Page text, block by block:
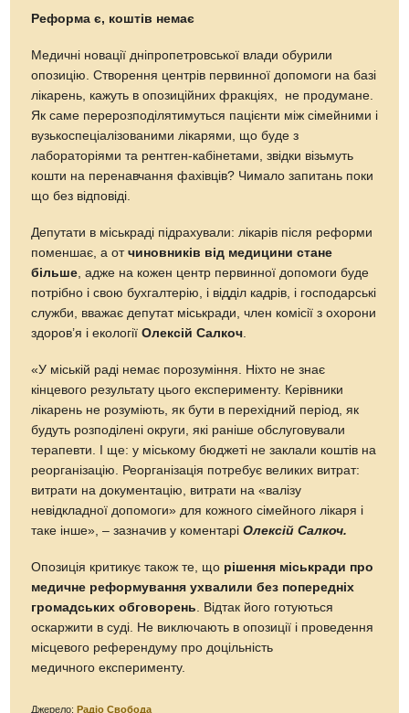
Реформа є, коштів немає
Медичні новації дніпропетровської влади обурили
опозицію. Створення центрів первинної допомоги на базі
лікарень, кажуть в опозиційних фракціях, не продумане.
Як саме перерозподілятимуться пацієнти між сімейними і
вузькоспеціалізованими лікарями, що буде з
лабораторіями та рентген-кабінетами, звідки візьмуть
кошти на перенавчання фахівців? Чимало запитань поки
що без відповіді.
Депутати в міськраді підрахували: лікарів після реформи
поменшає, а отчиновників від медицини стане
більше, адже на кожен центр первинної допомоги буде
потрібно і свою бухгалтерію, і відділ кадрів, і господарські
служби, вважає депутат міськради, член комісії з охорони
здоров’я і екологіїОлексій Салкоч.
«У міській раді немає порозуміння. Ніхто не знає
кінцевого результату цього експерименту. Керівники
лікарень не розуміють, як бути в перехідний період, як
будуть розподілені округи, які раніше обслуговували
терапевти. І ще: у міському бюджеті не заклали коштів на
реорганізацію. Реорганізація потребує великих витрат:
витрати на документацію, витрати на «валізу
невідкладної допомоги» для кожного сімейного лікаря і
таке інше», – зазначив у коментаріОлексій Салкоч.
Опозиція критикує також те, що рішення міськради про
медичне реформування ухвалили без попередніх
громадських обговорень. Відтак його готуються
оскаржити в суді. Не виключають в опозиції і проведення
місцевого референдуму про доцільність
медичного експерименту.
Джерело:Радіо Свобода